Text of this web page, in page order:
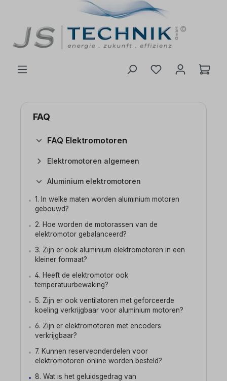
FAQ
FAQ Elektromotoren
Elektromotoren algemeen
Aluminium elektromotoren
1. In welke maten worden aluminium motoren
gebouwd?
2. Hoe worden de motorassen van de
elektromotor gebalanceerd?
3. Zijn er ook aluminium elektromotoren in een
kleiner formaat?
4. Heeft de elektromotor ook
temperatuurbewaking?
5. Zijn er ook ventilatoren met geforceerde
koeling verkrijgbaar voor aluminium motoren?
6. Zijn er elektromotoren met encoders
verkrijgbaar?
7. Kunnen reserveonderdelen voor
elektromotoren online worden besteld?
8. Wat is het geluidsgedrag van